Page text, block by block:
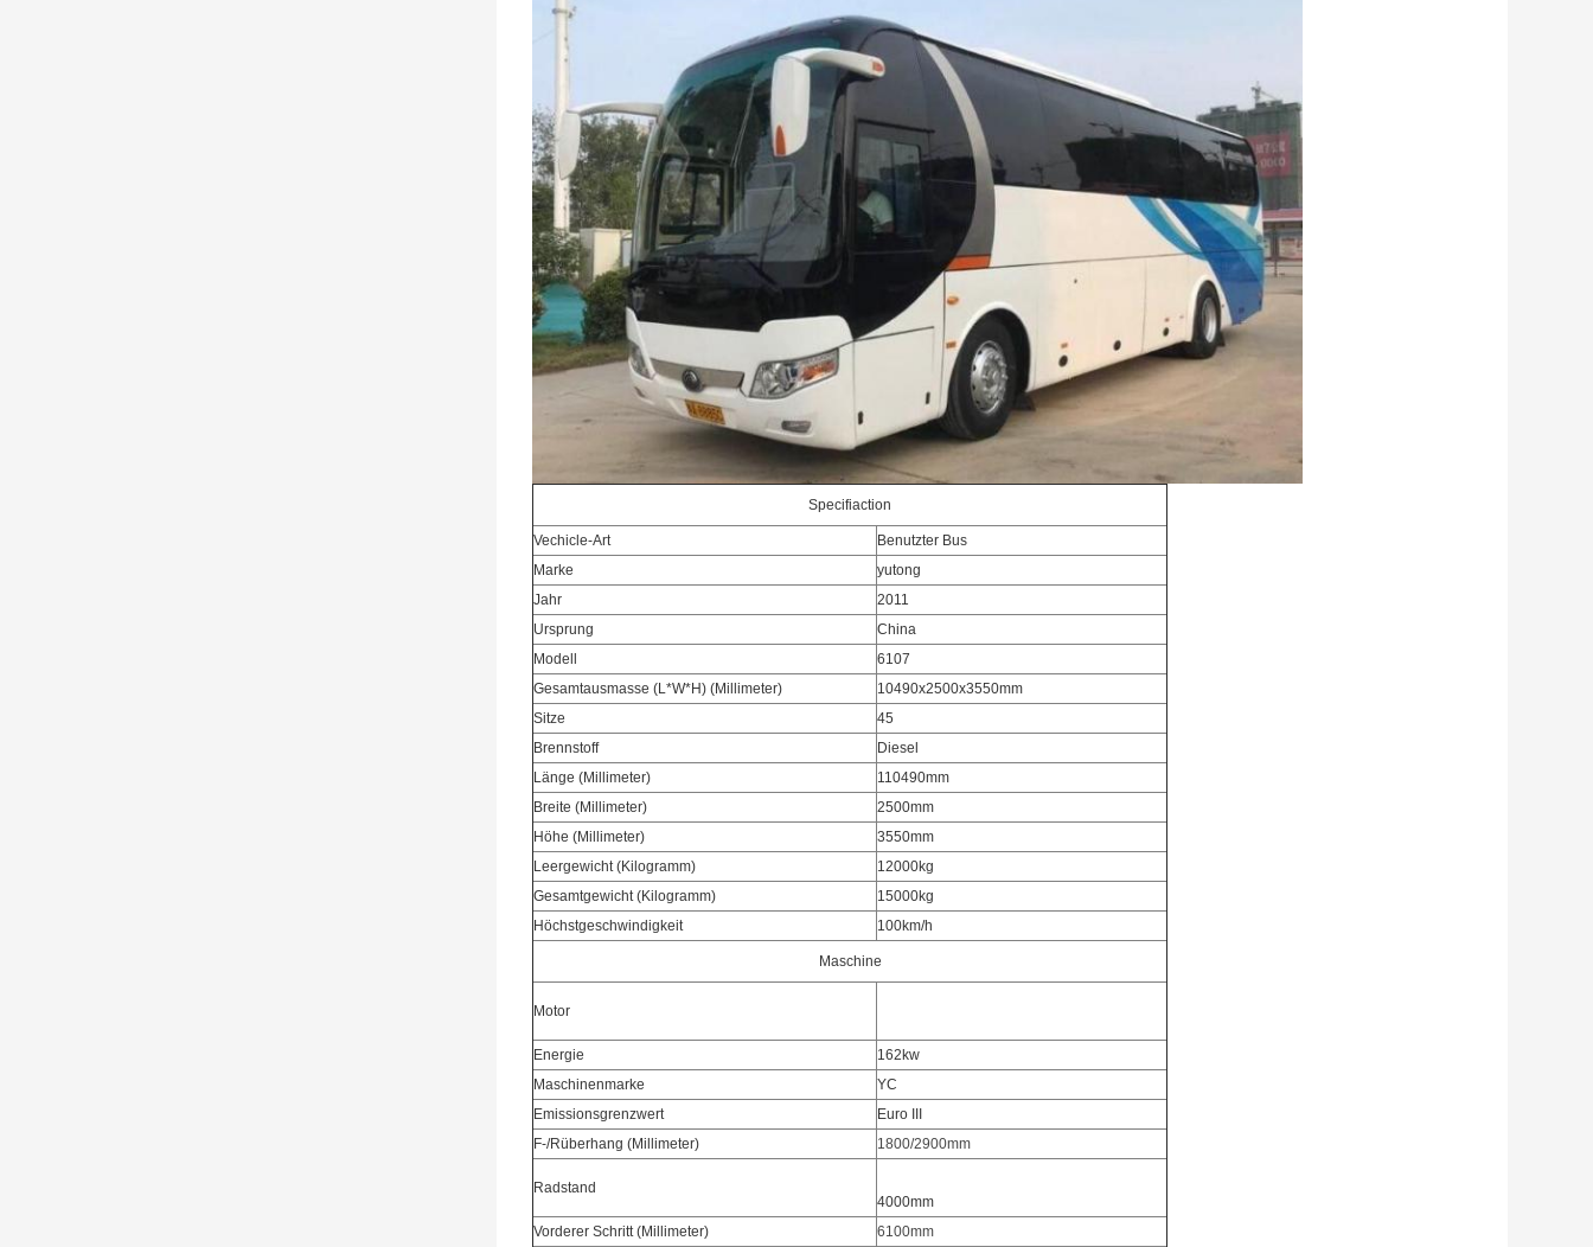
Specifiaction
Vechicle-Art
Benutzter Bus
Marke
yutong
Jahr
2011
Ursprung
China
Modell
6107
Gesamtausmasse (L*W*H) (Millimeter)
10490x2500x3550mm
Sitze
45
Brennstoff
Diesel
Länge (Millimeter)
110490mm
Breite (Millimeter)
2500mm
Höhe (Millimeter)
3550mm
Leergewicht (Kilogramm)
12000kg
Gesamtgewicht (Kilogramm)
15000kg
Höchstgeschwindigkeit
100km/h
Maschine
Motor
Energie
162kw
Maschinenmarke
YC
Emissionsgrenzwert
Euro III
F-/Rüberhang (Millimeter)
1800/2900mm
Radstand
4000mm
Vorderer Schritt (Millimeter)
6100mm